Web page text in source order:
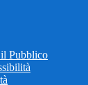
Pubblico